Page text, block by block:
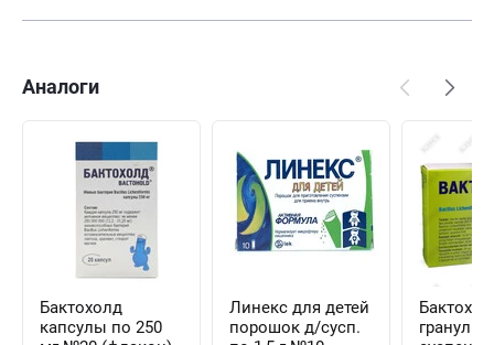
Аналоги
Бактохолд
капсулы по 250
Линекс для детей
порошок д/сусп.
гранулы